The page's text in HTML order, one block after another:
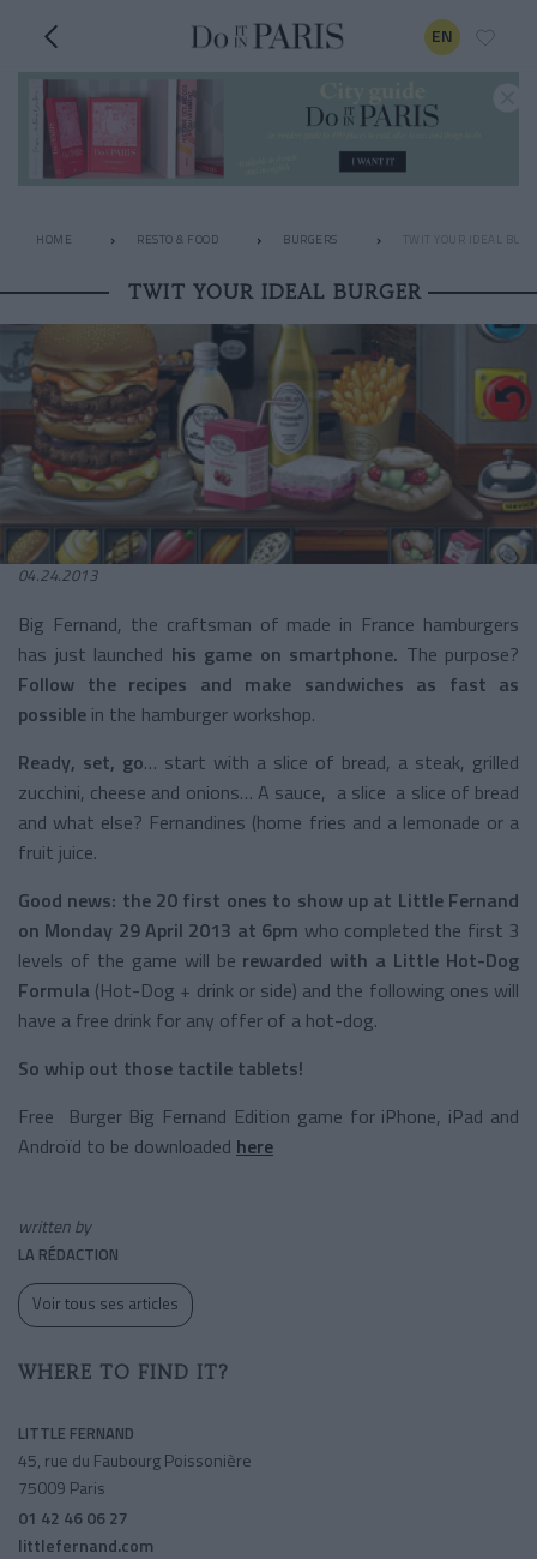
EN
HOME RESTO & FOOD BURGERS TWIT YOUR IDEAL
TWIT YOUR IDEAL BURGER
04.24.2013
Big Fernand, the craftsman of made in France hamburgers
has just launched his game on smartphone. The purpose?
Follow the recipes and make sandwiches as fast as
possible in the hamburger workshop.
Ready, set, go… start with a slice of bread, a steak, grilled
zucchini, cheese and onions… A sauce, a slice a slice of bread
and what else? Fernandines (home fries and a lemonade or a
fruit juice.
Good news: the 20 first ones to show up at Little Fernand
on Monday 29 April 2013 at 6pm who completed the first 3
levels of the game will be rewarded with a Little Hot-Dog
Formula (Hot-Dog + drink or side) and the following ones will
have a free drink for any offer of a hot-dog.
So whip out those tactile tablets!
Free Burger Big Fernand Edition game for iPhone, iPad and
Androïd to be downloaded here
written by
LA RÉDACTION
Voir tous ses articles
WHERE TO FIND IT?
LITTLE FERNAND
45, rue du Faubourg Poissonière
75009 Paris
01 42 46 06 27
littlefernand.com